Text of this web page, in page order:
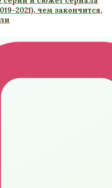
2021), чем закончится,